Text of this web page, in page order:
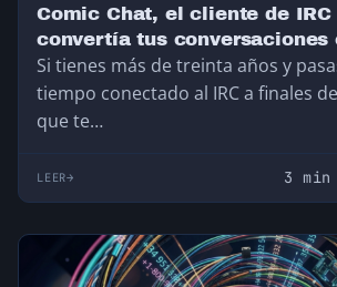
Comic Chat, el cliente de IRC
convertía tus conversaciones
Si tienes más de treinta años y
tiempo conectado al IRC a finales
que te…
LEER 3